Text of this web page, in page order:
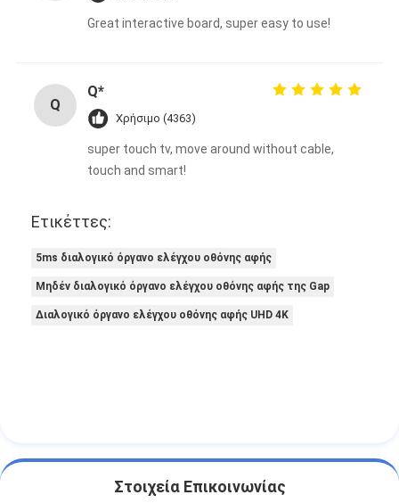
Great interactive board, super easy to use!
Q
Q*
Χρήσιμο (4363)
super touch tv, move around without cable,
touch and smart!
Ετικέττες:
5ms διαλογικό όργανο ελέγχου οθόνης αφής
Μηδέν διαλογικό όργανο ελέγχου οθόνης αφής της Gap
Διαλογικό όργανο ελέγχου οθόνης αφής UHD 4K
Στοιχεία Επικοινωνίας